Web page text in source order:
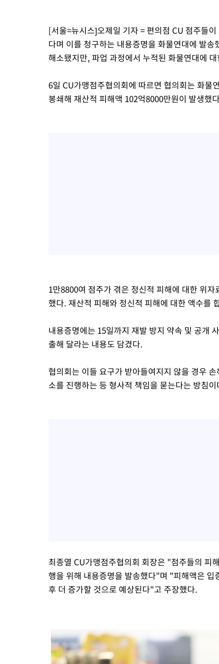
[서울=뉴시스]오제일 기자 = 편의점 CU 점주들
다며 이를 청구하는 내용증명을 화물연대에 발
해소됐지만, 파업 과정에서 누적된 화물연대에
6일 CU가맹점주협의회에 따르면 협의회는 화물
봉쇄해 재산적 피해액 102억8000만원이 발생했
1만8800여 점주가 겪은 정신적 피해에 대한 위
했다. 재산적 피해와 정신적 피해에 대한 액수를
내용증명에는 15일까지 재발 방지 약속 및 공개
출해 달라는 내용도 담겼다.
협의회는 이들 요구가 받아들여지지 않을 경우
소를 진행하는 등 형사적 책임을 묻는다는 방침
최종열 CU가맹점주협의회 회장은 "점주들의 피
행을 위해 내용증명을 발송했다"며 "피해액은
후 더 증가할 것으로 예상된다"고 주장했다.